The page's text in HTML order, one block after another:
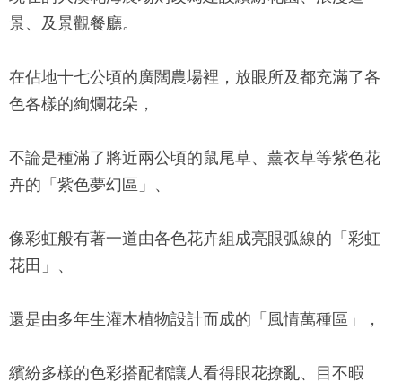
景、及景觀餐廳。
在佔地十七公頃的廣闊農場裡，放眼所及都充滿了各
色各樣的絢爛花朵，
不論是種滿了將近兩公頃的鼠尾草、薰衣草等紫色花
卉的「紫色夢幻區」、
像彩虹般有著一道由各色花卉組成亮眼弧線的「彩虹
花田」、
還是由多年生灌木植物設計而成的「風情萬種區」，
繽紛多樣的色彩搭配都讓人看得眼花撩亂、目不暇